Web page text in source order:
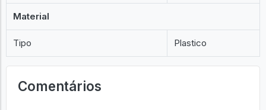
Material
Tipo Plastico
Comentários